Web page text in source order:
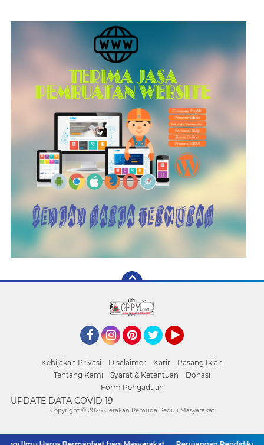
Kebijakan Privasi Disclaimer Karir
Pasang Iklan
Tentang Kami
Syarat & Ketentuan
Donasi
Form Pengaduan
UPDATE DATA COVID 19
Copyright © 2026 Gerakan Pemuda Peduli Masyarakat